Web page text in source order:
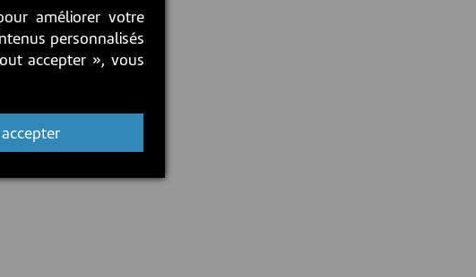
améliorer votre
personnalisés
accepter », vous